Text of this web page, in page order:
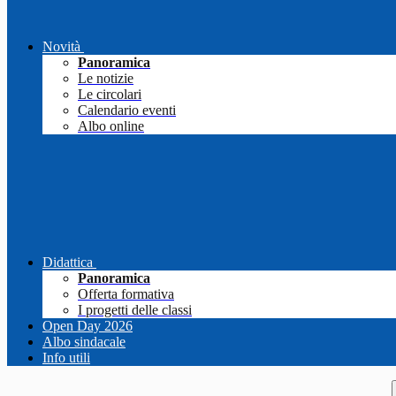
Novità
Panoramica
Le notizie
Le circolari
Calendario eventi
Albo online
Didattica
Panoramica
Offerta formativa
I progetti delle classi
Open Day 2026
Albo sindacale
Info utili